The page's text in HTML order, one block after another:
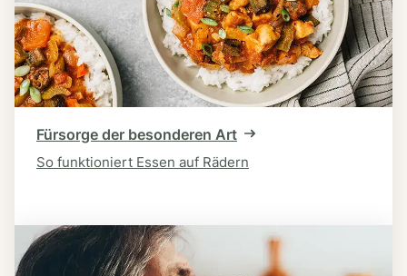
Fürsorge der besonderen Art
So funktioniert Essen auf Rädern